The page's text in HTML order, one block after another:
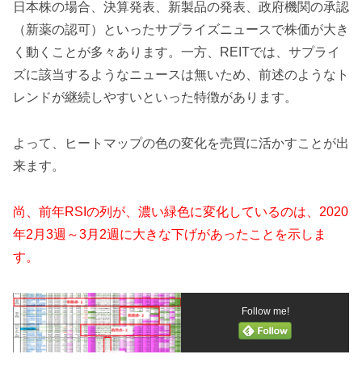
日本株の場合、決算発表、新製品の発表、政府機関の承認
（新薬の認可）といったサプライズニュースで株価が大き
く動くことが多々あります。一方、REITでは、サプライ
ズに該当するようなニュースは無いため、前述のようなト
レンドが継続しやすいといった特徴があります。
よって、ヒートマップの色の変化を売買に活かすことが出
来ます。
尚、前年RSIの列が、濃い緑色に変化しているのは、2020
年2月3週～3月2週に大きな下げがあったことを示しま
す。
Follow me!